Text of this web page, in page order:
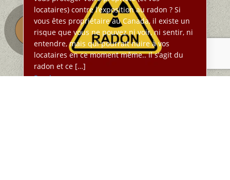
locataires) contre l’exposition au radon ? Si
vous êtes propriétaire au Canada, il existe un
risque que vous ne pouvez ni voir, ni sentir, ni
entendre, mais qui pourrait nuire à vos
locataires en ce moment même.. Il s’agit du
radon et ce […]
Read more